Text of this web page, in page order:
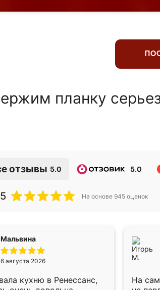
планку
отзывы 5.0 5.0
На основе 945 оценок
Мальвина
6 августа 2026
кухню в Ренессанс,
На